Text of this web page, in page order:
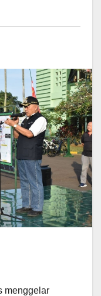
menggelar